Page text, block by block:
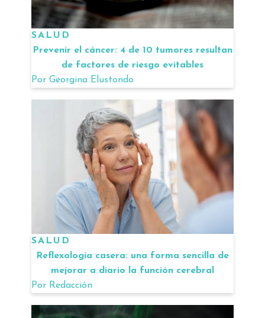
SALUD
Prevenir el cáncer: 4 de 10 tumores resultan
de factores de riesgo evitables
Por Georgina Elustondo
SALUD
Reflexología casera: una forma sencilla de
mejorar a diario la función cerebral
Por Redacción